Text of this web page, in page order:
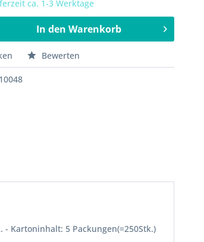
ca. 1-3 Werktage
In den Warenkorb
Bewerten
10048
Kartoninhalt: 5 Packungen(=250Stk.)